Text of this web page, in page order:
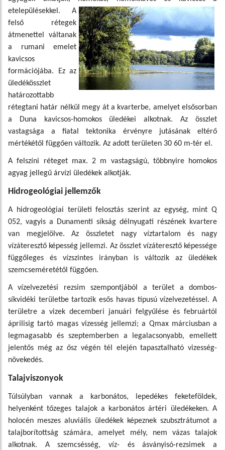
etelepülésekkel. A
felső rétegek
átmenettel váltanak
a rumani emelet
kavicsos
formációjába. Ez az
üledékösszlet
határozottabb
rétegtani határ nélkül megy át a kvarterbe, amelyet elsősorban
a Duna kavicsos-homokos üledékei alkotnak. Az összlet
vastagsága a fiatal tektonika érvényre jutásának eltérő
mértékétől függően változik. Az adott területen 30 60 m-tér el.
A felszíni réteget max. 2 m vastagságú, többnyire homokos
agyag jellegű árvízi üledékek alkotják.
Hidrogeológiai jellemzők
A hidrogeológiai területi felosztás szerint az egység, mint Q
052, vagyis a Dunamenti síkság délnyugati részének kvartere
van megjelölve. Az összletet nagy víztartalom és nagy
vízáteresztő képesség jellemzi. Az összlet vízáteresztő képessége
függőleges és vízszintes irányban is változik az üledékek
szemcseméretétől függően.
A vízelvezetési rezsim szempontjából a terület a dombos-
síkvidéki területbe tartozik esős havas típusú vízelvezetéssel. A
területre a vizek decemberi januári felgyűlése és februártól
áprilisig tartó magas vizesség jellemzi; a Qmax márciusban a
legmagasabb és szeptemberben a legalacsonyabb, emellett
jelentős még az ősz végén tél elején tapasztalható vizesség-
növekedés.
Talajviszonyok
Túlsúlyban vannak a karbonátos, lepedékes feketeföldek,
helyenként tőzeges talajok a karbonátos ártéri üledékeken. A
holocén meszes aluviális üledékek képeznek szubsztrátumot a
talajborítottság számára, amelyet mély, nem vázas talajok
alkotnak. A szemcsésség, víz- és ásványisó-rezsimek a